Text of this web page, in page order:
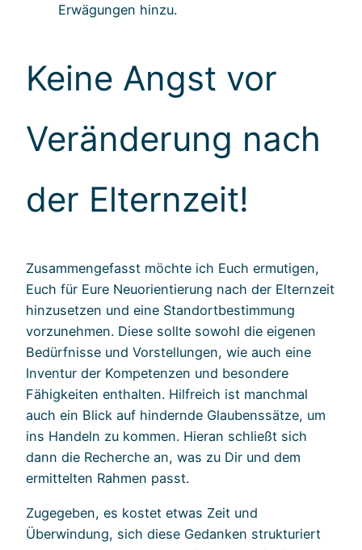
Erwägungen hinzu.
Keine Angst vor
Veränderung nach
der Elternzeit!
Zusammengefasst möchte ich Euch ermutigen,
Euch für Eure Neuorientierung nach der Elternzeit
hinzusetzen und eine Standortbestimmung
vorzunehmen. Diese sollte sowohl die eigenen
Bedürfnisse und Vorstellungen, wie auch eine
Inventur der Kompetenzen und besondere
Fähigkeiten enthalten. Hilfreich ist manchmal
auch ein Blick auf hindernde Glaubenssätze, um
ins Handeln zu kommen. Hieran schließt sich
dann die Recherche an, was zu Dir und dem
ermittelten Rahmen passt.
Zugegeben, es kostet etwas Zeit und
Überwindung, sich diese Gedanken strukturiert